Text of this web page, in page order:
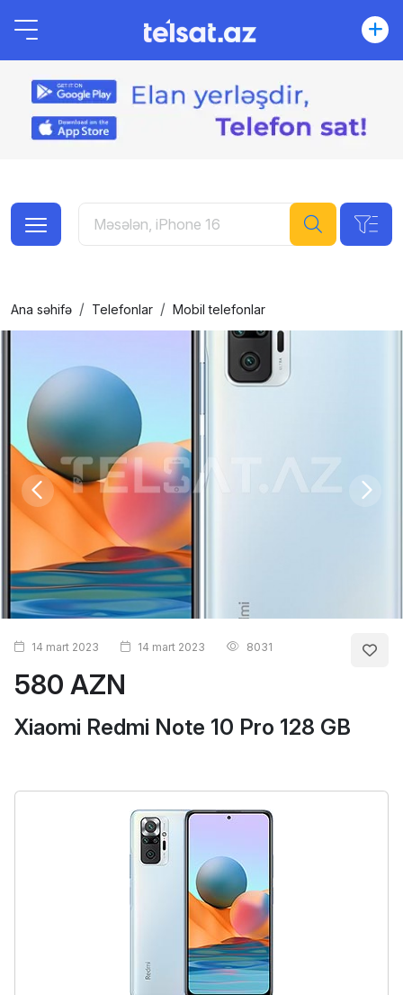
Ana səhifə Telefonlar Mobil telefonlar
580 AZN
Xiaomi Redmi Note 10 Pro 128 GB
14 mart 2023 14 mart 2023 8031